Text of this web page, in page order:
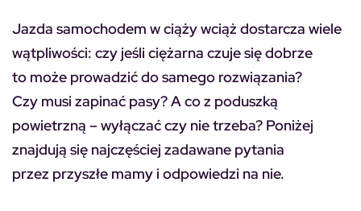
Jazda samochodem w ciąży wciąż dostarcza wiele
wątpliwości: czy jeśli ciężarna czuje się dobrze
to może prowadzić do samego rozwiązania?
Czy musi zapinać pasy? A co z poduszką
powietrzną – wyłączać czy nie trzeba? Poniżej
znajdują się najczęściej zadawane pytania
przez przyszłe mamy i odpowiedzi na nie.